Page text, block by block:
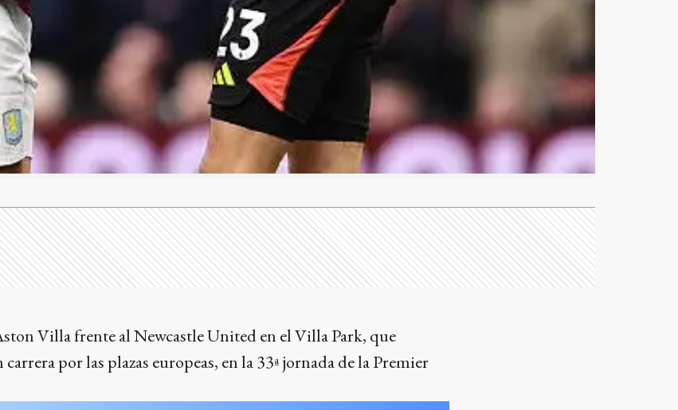
Villa frente al Newcastle United en el Villa Park, que
por las plazas europeas, en la 33ª jornada de la Premier